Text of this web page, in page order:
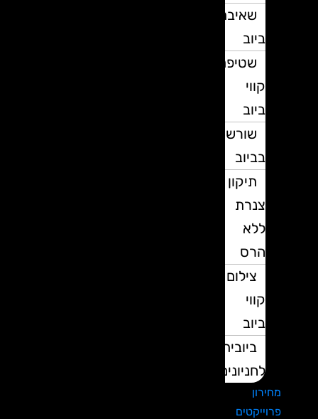
שאיבת
ביוב
שטיפת
קווי
ביוב
שורשים
בביוב
תיקון
צנרת
ללא
הרס
צילום
קווי
ביוב
ביובית
לחניונים
מחירון
פרוייקטים